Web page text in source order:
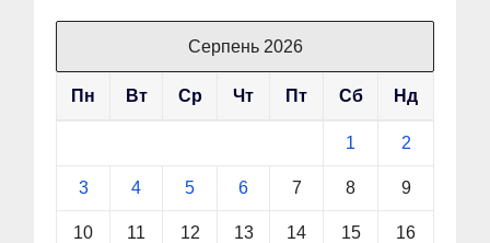
Серпень 2026
Пн Вт Ср Чт Пт Сб Нд
1 2
3 4 5 6 7 8 9
10 11 12 13 14 15 16